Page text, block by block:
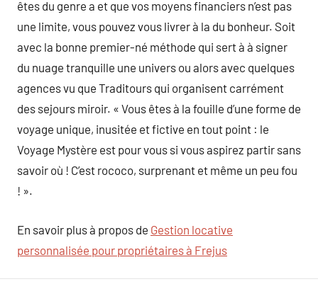
êtes du genre a et que vos moyens financiers n’est pas
une limite, vous pouvez vous livrer à la du bonheur. Soit
avec la bonne premier-né méthode qui sert à à signer
du nuage tranquille une univers ou alors avec quelques
agences vu que Traditours qui organisent carrément
des sejours miroir. « Vous êtes à la fouille d’une forme de
voyage unique, inusitée et fictive en tout point : le
Voyage Mystère est pour vous si vous aspirez partir sans
savoir où ! C’est rococo, surprenant et même un peu fou
! ».
En savoir plus à propos de Gestion locative
personnalisée pour propriétaires à Frejus